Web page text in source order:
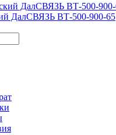
ДалСВЯЗЬ BТ-500-900-65